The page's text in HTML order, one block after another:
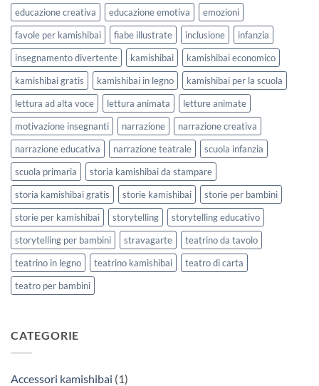
educazione creativa educazione emotiva
emozioni
favole per kamishibai
fiabe illustrate inclusione
infanzia
insegnamento divertente
kamishibai
kamishibai economico
kamishibai gratis
kamishibai in legno
kamishibai per la scuola
lettura ad alta voce
lettura animata
letture animate
motivazione insegnanti
narrazione
narrazione creativa
narrazione educativa
narrazione teatrale
scuola infanzia
scuola primaria
storia kamishibai da stampare
storia kamishibai gratis
storie kamishibai
storie per bambini
storie per kamishibai
storytelling
storytelling educativo
storytelling per bambini
stravagarte
teatrino da tavolo
teatrino in legno
teatrino kamishibai
teatro di carta
teatro per bambini
CATEGORIE
Accessori kamishibai (1)